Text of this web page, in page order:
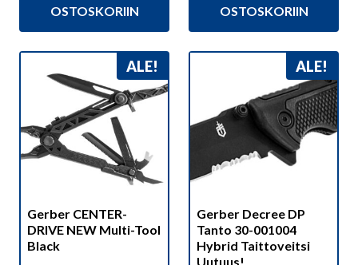
169,90 €.
149,90 €.
OSTOSKORIIN
189,00 €.
139,90 €.
OSTOSKORIIN
ALE!
Gerber CENTER-
DRIVE NEW Multi-Tool
Black
ALE!
Gerber Decree DP
Tanto 30-001004
Hybrid Taittoveitsi
Uutuus!